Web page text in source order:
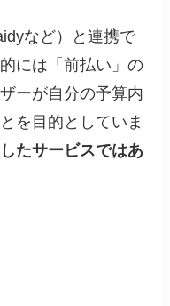
など）と連携で
には「前払い」の
ーが自分の予算内
を目的としていま
たサービスではあ